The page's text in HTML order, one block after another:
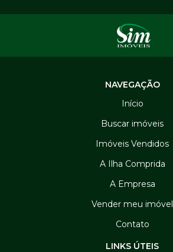
NAVEGAÇÃO
Início
Buscar imóveis
Imóveis Vendidos
A Ilha Comprida
A Empresa
Vender meu imóvel
Contato
LINKS ÚTEIS